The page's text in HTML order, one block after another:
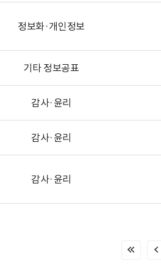
정보화·개인정보
기타 정보공표
감사·윤리
감사·윤리
감사·윤리
처